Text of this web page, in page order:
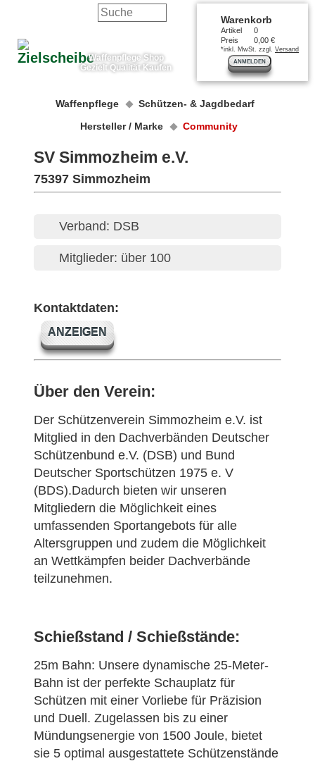
Waffenpflege Shop
Gezielt Qualität Kaufen
Warenkorb
Artikel
0
Preis
0,00 €
*inkl. MwSt. zzgl. Versand
ANMELDEN
Waffenpflege
Schützen- & Jagdbedarf
Hersteller / Marke
Community
SV Simmozheim e.V.
75397 Simmozheim
Verband: DSB
Mitglieder: über 100
Kontaktdaten:
ANZEIGEN
Über den Verein:
Der Schützenverein Simmozheim e.V. ist
Mitglied in den Dachverbänden Deutscher
Schützenbund e.V. (DSB) und Bund
Deutscher Sportschützen 1975 e. V
(BDS).Dadurch bieten wir unseren
Mitgliedern die Möglichkeit eines
umfassenden Sportangebots für alle
Altersgruppen und zudem die Möglichkeit
an Wettkämpfen beider Dachverbände
teilzunehmen.
Schießstand / Schießstände:
25m Bahn: Unsere dynamische 25-Meter-
Bahn ist der perfekte Schauplatz für
Schützen mit einer Vorliebe für Präzision
und Duell. Zugelassen bis zu einer
Mündungsenergie von 1500 Joule, bietet
sie 5 optimal ausgestattete Schützenstände